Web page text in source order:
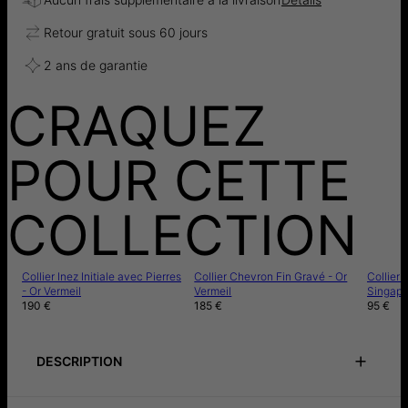
Retour gratuit sous 60 jours
2 ans de garantie
CRAQUEZ
POUR CETTE
COLLECTION
Collier Inez Initiale avec Pierres
- Or Vermeil
190 €
Collier Chevron Fin Gravé - Or
Vermeil
185 €
Collier
95 €
DESCRIPTION